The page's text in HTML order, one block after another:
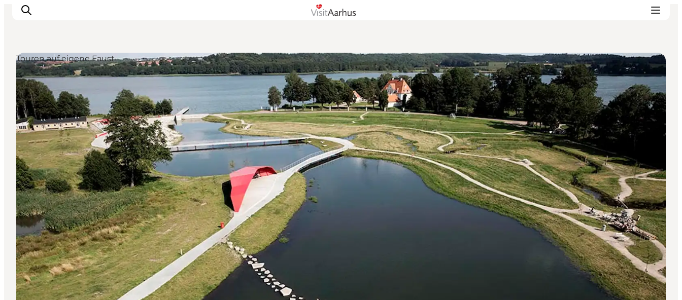
Sehen und erleben
Veranstaltungen
Städte und Regionen
Reiseplanung
Transport
Touren auf eigene Faust